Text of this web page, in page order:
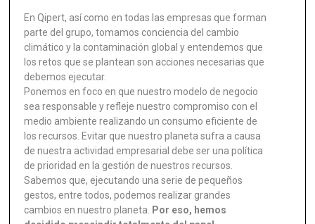
En Qipert, así como en todas las empresas que forman
parte del grupo, tomamos conciencia del cambio
climático y la contaminación global y entendemos que
los retos que se plantean son acciones necesarias que
debemos ejecutar.
Ponemos en foco en que nuestro modelo de negocio
sea responsable y refleje nuestro compromiso con el
medio ambiente realizando un consumo eficiente de
los recursos. Evitar que nuestro planeta sufra a causa
de nuestra actividad empresarial debe ser una política
de prioridad en la gestión de nuestros recursos.
Sabemos que, ejecutando una serie de pequeños
gestos, entre todos, podemos realizar grandes
cambios en nuestro planeta.
Por eso, hemos